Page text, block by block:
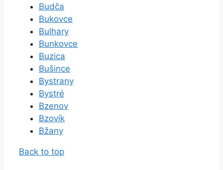
Budča
Bukovce
Bulhary
Bunkovce
Buzica
Bušince
Bystrany
Bystré
Bzenov
Bzovík
Bžany
Back to top